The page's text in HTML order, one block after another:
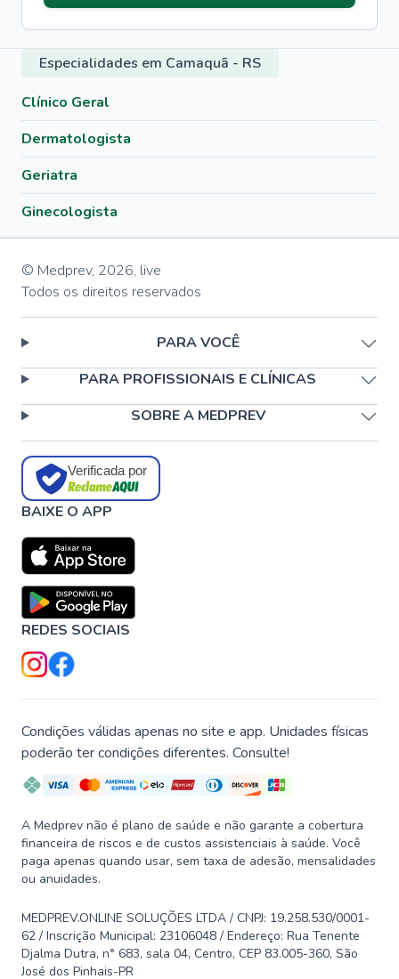
Especialidades em Camaquã - RS
Clínico Geral
Dermatologista
Geriatra
Ginecologista
© Medprev, 2026, live
Todos os direitos reservados
PARA VOCÊ
PARA PROFISSIONAIS E CLÍNICAS
SOBRE A MEDPREV
Verificada por
BAIXE O APP
REDES SOCIAIS
Condições válidas apenas no site e app. Unidades físicas
poderão ter condições diferentes. Consulte!
A Medprev não é plano de saúde e não garante a cobertura
financeira de riscos e de custos assistenciais à saúde. Você
paga apenas quando usar, sem taxa de adesão, mensalidades
ou anuidades.
MEDPREV.ONLINE SOLUÇÕES LTDA / CNPJ: 19.258.530/0001-
62 / Inscrição Municipal: 23106048 / Endereço: Rua Tenente
Djalma Dutra, n° 683, sala 04, Centro, CEP 83.005-360, São
José dos Pinhais-PR